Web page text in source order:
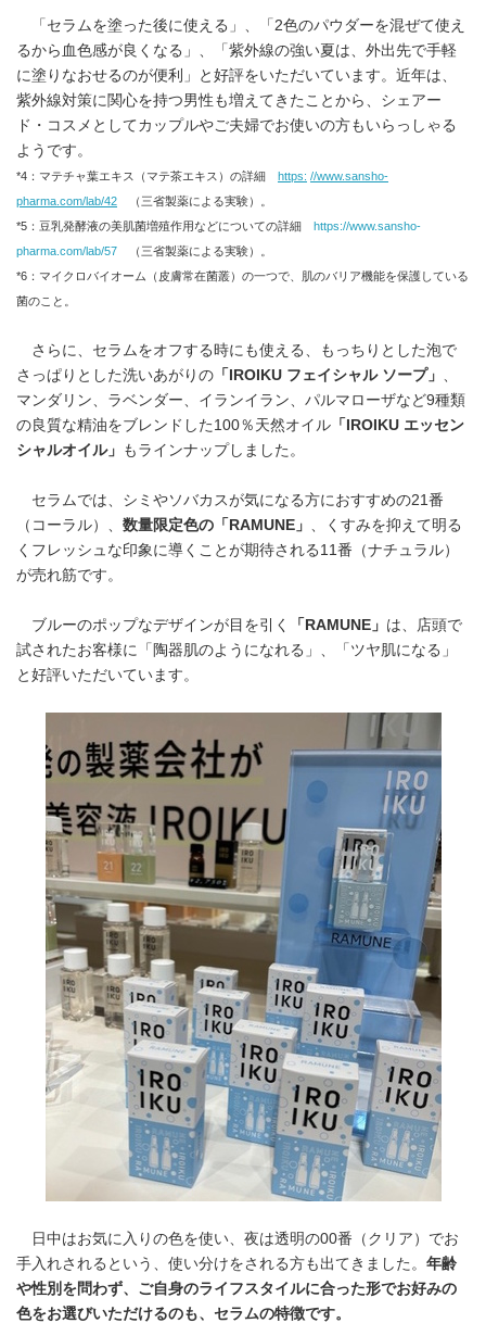
「セラムを塗った後に使える」、「2色のパウダーを混ぜて使え
るから血色感が良くなる」、「紫外線の強い夏は、外出先で手軽
に塗りなおせるのが便利」と好評をいただいています。近年は、
紫外線対策に関心を持つ男性も増えてきたことから、シェアー
ド・コスメとしてカップルやご夫婦でお使いの方もいらっしゃる
ようです。
*4：マテチャ葉エキス（マテ茶エキス）の詳細 https: //www.sansho-
pharma.com/lab/42 （三省製薬による実験）。
*5：豆乳発酵液の美肌菌増殖作用などについての詳細 https://www.sansho-
pharma.com/lab/57 （三省製薬による実験）。
*6：マイクロバイオーム（皮膚常在菌叢）の一つで、肌のバリア機能を保護している
菌のこと。
さらに、セラムをオフする時にも使える、もっちりとした泡で
さっぱりとした洗いあがりの 「 IROIKU フェイシャル ソープ」
マンダリン、ラベンダー、イランイラン、パルマローザなど9種類
の良質な精油をブレンドした100％天然オイル 「 IROIKU エッセン
シャルオイル」 もラインナップしました。
セラムでは、シミやソバカスが気になる方におすすめの21番
（コーラル）、 数量限定色の「 RAMUNE 」
、くすみを抑えて明る
くフレッシュな印象に導くことが期待される11番（ナチュラル）
が売れ筋です。
ブルーのポップなデザインが目を引く 「RAMUNE」 は、店頭で
試されたお客様に「陶器肌のようになれる」、「ツヤ肌になる」
と好評いただいています。
日中はお気に入りの色を使い、夜は透明の00番（クリア）でお
手入れされるという、使い分けをされる方も出てきました。 年齢
や性別を問わず、ご自身のライフスタイルに合った形でお好みの
色をお選びいただけるのも、セラムの特徴です。